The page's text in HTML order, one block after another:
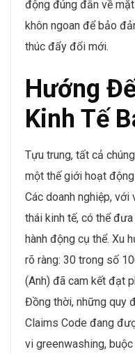
động đúng đắn về
khôn ngoan để bảo
thúc đẩy đổi mới.
Hướng
Kinh Tế
Tựu trung, tất cả
một thế giới hoạt
Các doanh nghiệp,
thái kinh tế, có thể
hành động cụ thể. Xu
rõ ràng: 30 trong số
(Anh) đã cam kết đạt
Đồng thời, những quy
Claims Code đang
vi greenwashing,